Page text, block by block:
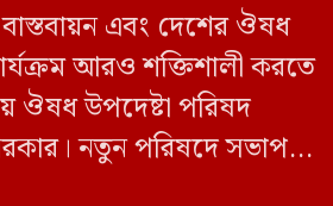
এবং দেশের ঔষধ
আরও শক্তিশালী করতে
ঔষধ উপদেষ্টা পরিষদ
নতুন পরিষদে সভাপতি